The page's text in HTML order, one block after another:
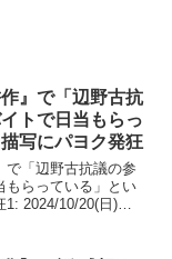
作』で「辺野古抗
トで日当もらっ
写にパヨク発狂
で「辺野古抗議の参
もらっている」とい
1: 2024/10/20(日)